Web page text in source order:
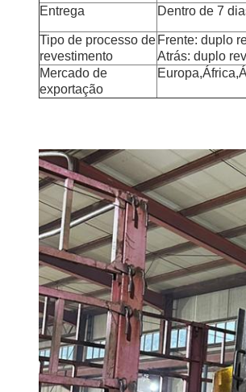
Entrega Dentro de 7
Tipo de processo de
revestimento
Frente: duplo
Atrás: duplo
Mercado de
exportação